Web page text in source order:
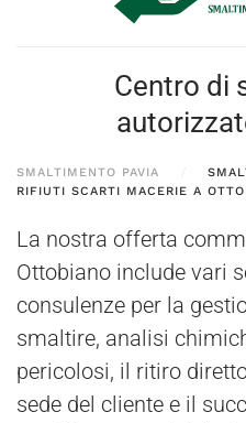
Centro di
SMALTIMENTO PAVIA
RIFIUTI SCARTI MACERIE A
La nostra offerta
Ottobiano include vari
consulenze per la
smaltire, analisi
pericolosi, il ritiro
sede del cliente e il